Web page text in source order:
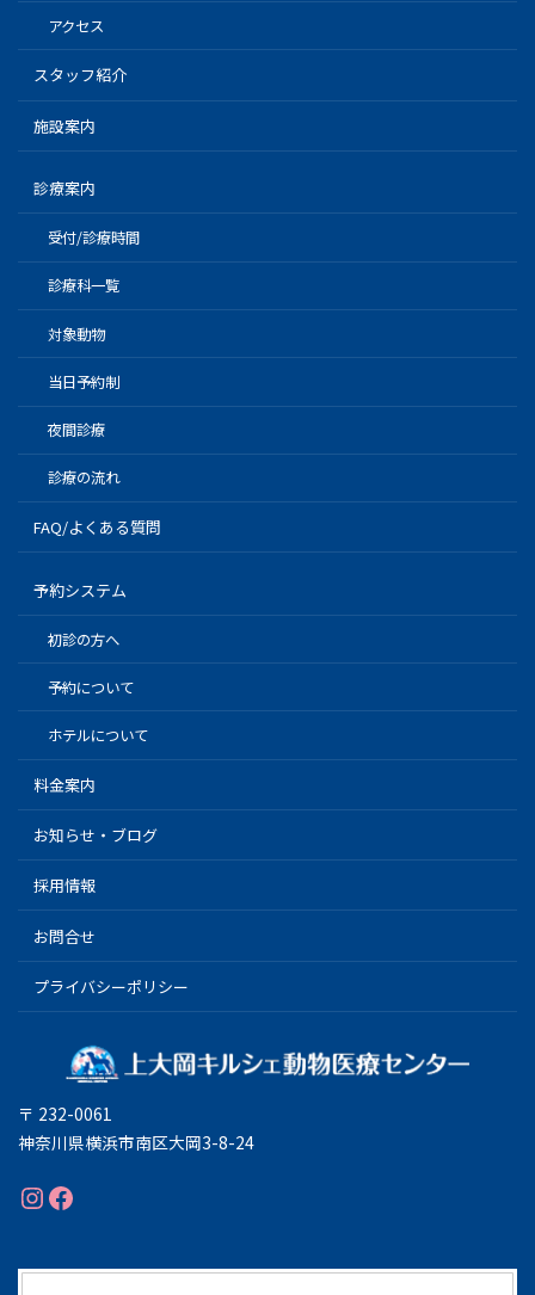
アクセス
スタッフ紹介
施設案内
診療案内
受付/診療時間
診療科一覧
対象動物
当日予約制
夜間診療
診療の流れ
FAQ/よくある質問
予約システム
初診の方へ
予約について
ホテルについて
料金案内
お知らせ・ブログ
採用情報
お問合せ
プライバシーポリシー
〒 232-0061
神奈川県横浜市南区大岡3-8-24
Instagram
Facebook